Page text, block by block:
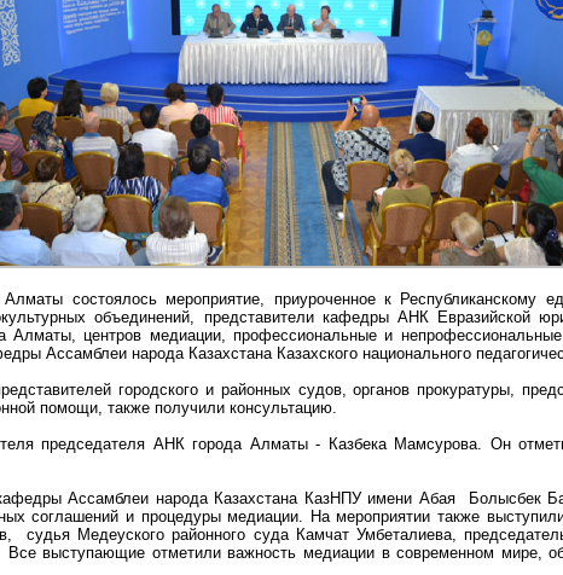
состоялось мероприятие, приуроченное к Республиканскому
объединений, представители кафедры АНК Евразийской
Алматы, центров медиации, профессиональные и
Ассамблеи народа Казахстана Казахского национального
городского и районных судов, органов прокуратуры,
помощи, также получили консультацию.
председателя АНК города Алматы - Казбека Мамсурова. Он
Ассамблеи народа Казахстана КазНПУ имени Абая Болысбек
соглашений и процедуры медиации. На мероприятии также выступили
Медеуского районного суда Камчат Умбеталиева,
выступающие отметили важность медиации в современном мире,